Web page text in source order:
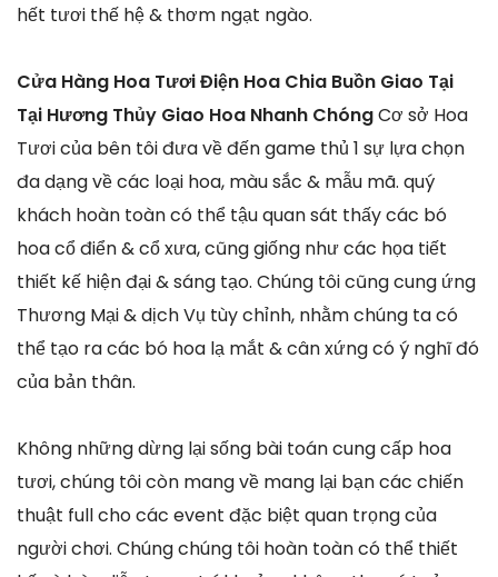
hết tươi thế hệ & thơm ngạt ngào.
Cửa Hàng Hoa Tươi Điện Hoa Chia Buồn Giao Tại
Tại Hương Thủy Giao Hoa Nhanh ChóngCơ sở Hoa
Tươi của bên tôi đưa về đến game thủ 1 sự lựa chọn
đa dạng về các loại hoa, màu sắc & mẫu mã. quý
khách hoàn toàn có thể tậu quan sát thấy các bó
hoa cổ điển & cổ xưa, cũng giống như các họa tiết
thiết kế hiện đại & sáng tạo. Chúng tôi cũng cung ứng
Thương Mại & dịch Vụ tùy chỉnh, nhằm chúng ta có
thể tạo ra các bó hoa lạ mắt & cân xứng có ý nghĩ đó
của bản thân.
Không những dừng lại sống bài toán cung cấp hoa
tươi, chúng tôi còn mang về mang lại bạn các chiến
thuật full cho các event đặc biệt quan trọng của
người chơi. Chúng chúng tôi hoàn toàn có thể thiết